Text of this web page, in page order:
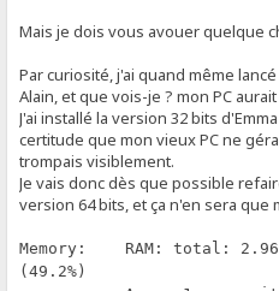
Mais je dois vous avouer quelque
Par curiosité, j'ai quand même
Alain, et que vois-je ? mon PC
J'ai installé la version 32 bits
certitude que mon vieux PC ne
trompais visiblement.
Je vais donc dès que possible
version 64 bits, et ça n'en sera que
Memory: RAM: total: 2.96
(49.2%)